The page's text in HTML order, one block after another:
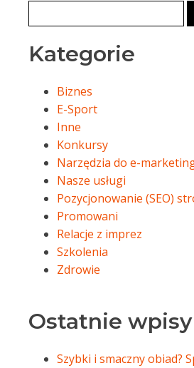
Kategorie
Biznes
E-Sport
Inne
Konkursy
Narzędzia do e-
Nasze usługi
Pozycjonowanie (SEO)
Promowani
Relacje z imprez
Szkolenia
Zdrowie
Ostatnie wpisy
Szybki i smaczny obiad?